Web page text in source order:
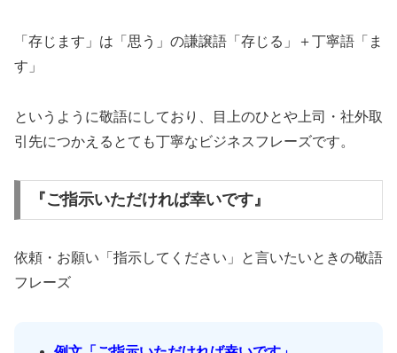
「存じます」は「思う」の謙譲語「存じる」＋丁寧語「ま
す」
というように敬語にしており、目上のひとや上司・社外取
引先につかえるとても丁寧なビジネスフレーズです。
『ご指示いただければ幸いです』
依頼・お願い「指示してください」と言いたいときの敬語
フレーズ